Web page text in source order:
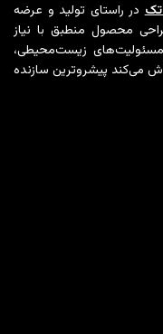
تکدر راستای تولید و عرضه
محصول منطبق با نیاز
زیست‌محیطی،
می‌کند پیشروترین سازنده